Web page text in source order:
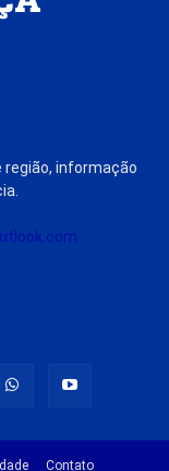
região, informação
Contato